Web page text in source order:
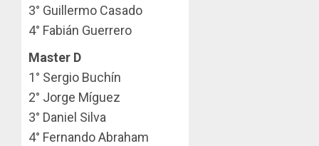
3° Guillermo Casado⁣
4° Fabián Guerrero⁣
Master D
1° Sergio Buchín⁣
2° Jorge Míguez⁣
3° Daniel Silva⁣
4° Fernando Abraham⁣